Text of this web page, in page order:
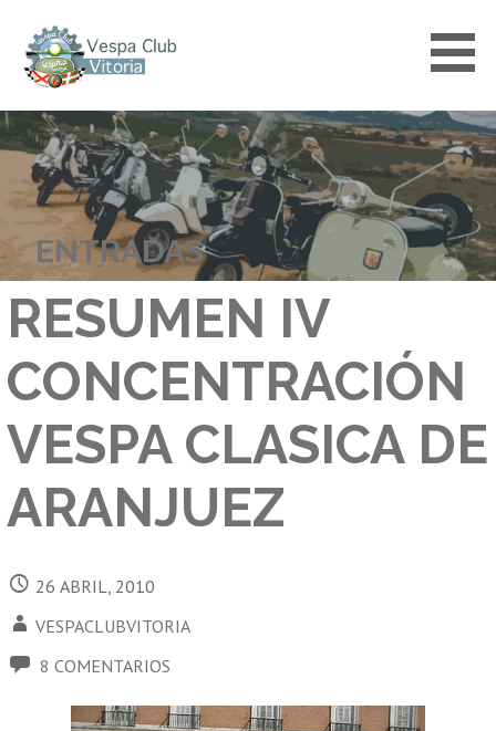
contenido
VESPACLUBVITORIA
ENTRADAS
RESUMEN IV
CONCENTRACIÓN
VESPA CLASICA DE
ARANJUEZ
26 ABRIL, 2010
VESPACLUBVITORIA
8 COMENTARIOS